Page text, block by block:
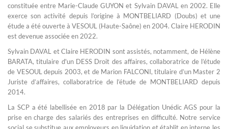
constituée entre Marie-Claude GUYON et Sylvain DAVAL en 2002. Elle
exerce son activité depuis l’origine à MONTBELIARD (Doubs) et une
étude a été ouverte à VESOUL (Haute-Saône) en 2004. Claire HERODIN
est devenue associée en 2022.
Sylvain DAVAL et Claire HERODIN sont assistés, notamment, de Hélène
BARATA, titulaire d'un DESS Droit des affaires, collaboratrice de l’étude
de VESOUL depuis 2003, et de Marion FALCONI, titulaire d’un Master 2
Juriste d’affaires, collaboratrice de l’étude de MONTBELIARD depuis
2014.
La SCP a été labellisée en 2018 par la Délégation Unédic AGS pour la
prise en charge des salariés des entreprises en difficulté. Notre service